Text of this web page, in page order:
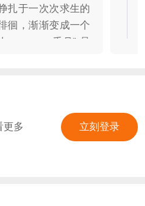
扎于一次次求生的
徊，渐渐变成一个
人…… ——千月” 是
残局名叫定局。既
是人，是灵，还是
为之。若有想要跳
足轻重地拂去，抑
要这既定的命运！
更多 立刻登录